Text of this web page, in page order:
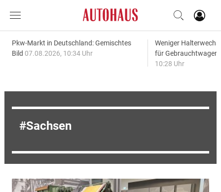
Pkw-Markt in Deutschland: Gemischtes
Bild 07.08.2026, 10:34 Uhr
Weniger
für
10:28 Uhr
Sachsen